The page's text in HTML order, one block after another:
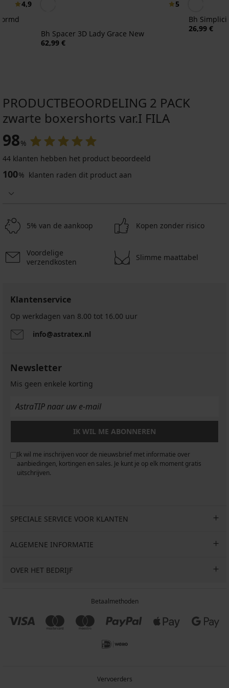
4,9
5
Bh Spacer 3D Lady Grace New
62,99 €
Bh
26,99 €
PRODUCTBEOORDELING 2 PACK
zwarte boxershorts var.I FILA
98%
44 klanten hebben het product beoordeeld
100% klanten raden dit product aan
5% van de aankoop Kopen zonder risico
Voordelige
verzendkosten
Slimme maattabel
Klantenservice
Op werkdagen van 8.00 tot 16.00 uur
info@astratex.nl
Newsletter
Mis geen enkele korting
IK WIL ME ABONNEREN
Ik wil me inschrijven voor de nieuwsbrief met informatie over
aanbiedingen, kortingen en sales. Je kunt je op elk moment gratis
uitschrijven.
SPECIALE SERVICE VOOR KLANTEN
ALGEMENE INFORMATIE
OVER HET BEDRIJF
Betaalmethoden
Vervoerders